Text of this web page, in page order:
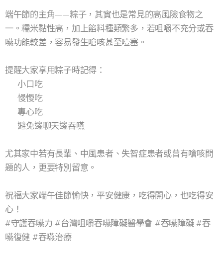
端午節的主角——粽子，其實也是常見的高風險食物之
一。糯米黏性高，加上餡料種類繁多，若咀嚼不充分或吞
嚥功能較差，容易發生嗆咳甚至噎塞。
提醒大家享用粽子時記得：
✅ 小口吃
✅ 慢慢吃
✅ 專心吃
✅ 避免邊聊天邊吞嚥
尤其家中若有長輩、中風患者、失智症患者或曾有嗆咳問
題的人，更要特別留意。
祝福大家端午佳節愉快，平安健康，吃得開心，也吃得安
心！
#守護吞嚥力 #台灣咀嚼吞嚥障礙醫學會 #吞嚥障礙 #吞
嚥復健 #吞嚥治療